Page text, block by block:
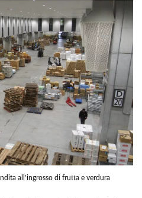
all’ingrosso di frutta e verdura